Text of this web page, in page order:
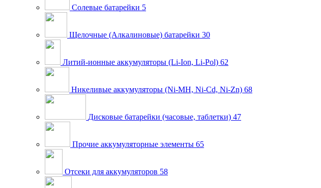
Солевые батарейки 5
Щелочные (Алкалиновые) батарейки 30
Литий-ионные аккумуляторы (Li-Ion, Li-Pol) 62
Никеливые аккумуляторы (Ni-MH, Ni-Cd, Ni-Zn) 68
Дисковые батарейки (часовые, таблетки) 47
Прочие аккумуляторные элементы 65
Отсеки для аккумуляторов 58